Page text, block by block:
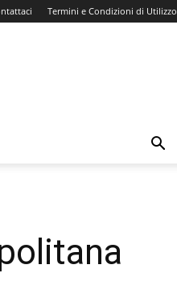
Termini e Condizioni di Utilizzo